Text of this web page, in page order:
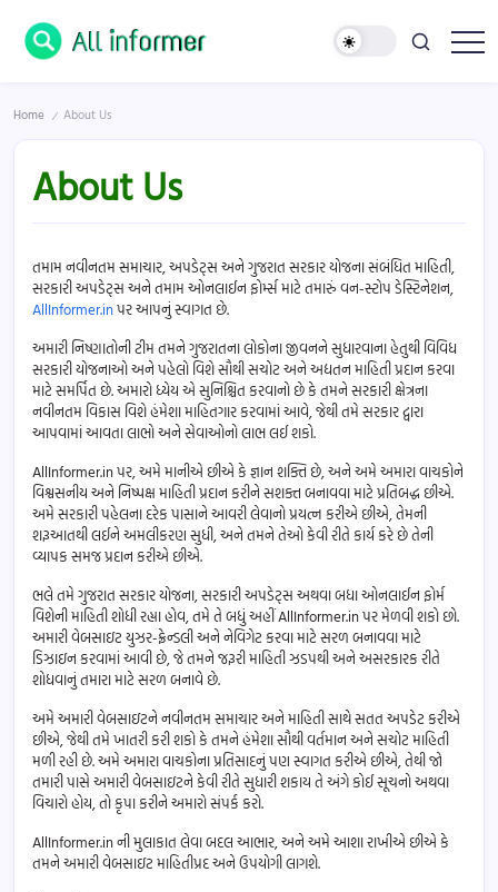
content
One
Home / About Us
About Us
તમામ નવીનતમ સમાચાર, અપડેટ્સ અને ગુજરાત સરકાર યોજના સંબંધિત માહિતી,
સરકારી અપડેટ્સ અને તમામ ઓનલાઈન ફોર્મ્સ માટે તમારું વન-સ્ટોપ ડેસ્ટિનેશન,
AllInformer.inપર આપનું સ્વાગત છે.
અમારી નિષ્ણાતોની ટીમ તમને ગુજરાતના લોકોના જીવનને સુધારવાના હેતુથી વિવિધ
સરકારી યોજનાઓ અને પહેલો વિશે સૌથી સચોટ અને અદ્યતન માહિતી પ્રદાન કરવા
માટે સમર્પિત છે. અમારો ધ્યેય એ સુનિશ્ચિત કરવાનો છે કે તમને સરકારી ક્ષેત્રના
નવીનતમ વિકાસ વિશે હંમેશા માહિતગાર કરવામાં આવે, જેથી તમે સરકાર દ્વારા
આપવામાં આવતા લાભો અને સેવાઓનો લાભ લઈ શકો.
AllInformer.in પર, અમે માનીએ છીએ કે જ્ઞાન શક્તિ છે, અને અમે અમારા વાચકોને
વિશ્વસનીય અને નિષ્પક્ષ માહિતી પ્રદાન કરીને સશક્ત બનાવવા માટે પ્રતિબદ્ધ છીએ.
અમે સરકારી પહેલના દરેક પાસાને આવરી લેવાનો પ્રયત્ન કરીએ છીએ, તેમની
શરૂઆતથી લઈને અમલીકરણ સુધી, અને તમને તેઓ કેવી રીતે કાર્ય કરે છે તેની
વ્યાપક સમજ પ્રદાન કરીએ છીએ.
ભલે તમે ગુજરાત સરકાર યોજના, સરકારી અપડેટ્સ અથવા બધા ઓનલાઈન ફોર્મ
વિશેની માહિતી શોધી રહ્યા હોવ, તમે તે બધું અહીં AllInformer.in પર મેળવી શકો છો.
અમારી વેબસાઇટ યુઝર-ફ્રેન્ડલી અને નેવિગેટ કરવા માટે સરળ બનાવવા માટે
ડિઝાઇન કરવામાં આવી છે, જે તમને જરૂરી માહિતી ઝડપથી અને અસરકારક રીતે
શોધવાનું તમારા માટે સરળ બનાવે છે.
અમે અમારી વેબસાઇટને નવીનતમ સમાચાર અને માહિતી સાથે સતત અપડેટ કરીએ
છીએ, જેથી તમે ખાતરી કરી શકો કે તમને હંમેશા સૌથી વર્તમાન અને સચોટ માહિતી
મળી રહી છે. અમે અમારા વાચકોના પ્રતિસાદનું પણ સ્વાગત કરીએ છીએ, તેથી જો
તમારી પાસે અમારી વેબસાઇટને કેવી રીતે સુધારી શકાય તે અંગે કોઈ સૂચનો અથવા
વિચારો હોય, તો કૃપા કરીને અમારો સંપર્ક કરો.
AllInformer.in ની મુલાકાત લેવા બદલ આભાર, અને અમે આશા રાખીએ છીએ કે
તમને અમારી વેબસાઇટ માહિતીપ્રદ અને ઉપયોગી લાગશે.